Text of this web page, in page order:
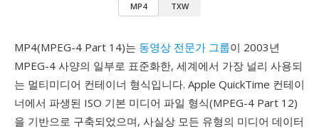
MP4 TXW
MP4(MPEG-4 Part 14)는 동영상 전문가 그룹이 2003년
MPEG-4 사양의 일부로 표준화한, 세계에서 가장 널리 사용되
는 멀티미디어 컨테이너 형식입니다. Apple QuickTime 컨테이
너에서 파생된 ISO 기본 미디어 파일 형식(MPEG-4 Part 12)
을 기반으로 구축되었으며, 사실상 모든 유형의 미디어 데이터